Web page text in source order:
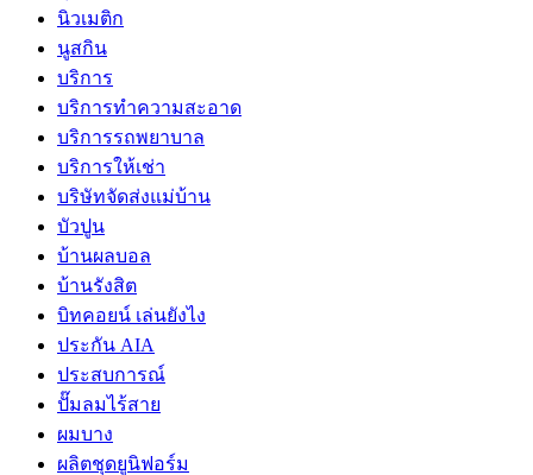
นิวเมติก
นูสกิน
บริการ
บริการทำความสะอาด
บริการรถพยาบาล
บริการให้เช่า
บริษัทจัดส่งแม่บ้าน
บัวปูน
บ้านผลบอล
บ้านรังสิต
บิทคอยน์ เล่นยังไง
ประกัน AIA
ประสบการณ์
ปั๊มลมไร้สาย
ผมบาง
ผลิตชุดยูนิฟอร์ม